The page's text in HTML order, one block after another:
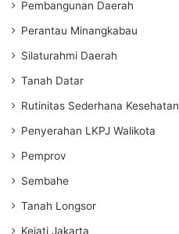
Pembangunan Daerah
Perantau Minangkabau
Silaturahmi Daerah
Tanah Datar
Rutinitas Sederhana Kesehatan
Penyerahan LKPJ Walikota
Pemprov
Sembahe
Tanah Longsor
Kejati Jakarta